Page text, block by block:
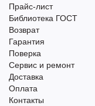
Прайс-лист
Библиотека ГОСТ
Возврат
Гарантия
Поверка
Сервис и ремонт
Доставка
Оплата
Контакты